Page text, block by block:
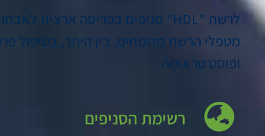
לרשת "HDL" סניפים בפריסה ארצית לאבחוני קשב וריכוז, לקוחות למידה ומרכזי טיפול.
מטפלי הרשת מתמחים, בין היתר, בטיפול
ופוסט טראומה.
רשימת הסניפים